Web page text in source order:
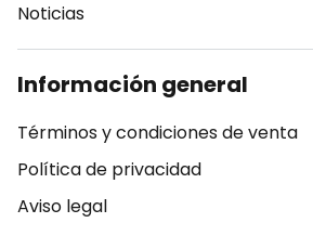
Noticias
Información general
Términos y condiciones de venta
Política de privacidad
Aviso legal